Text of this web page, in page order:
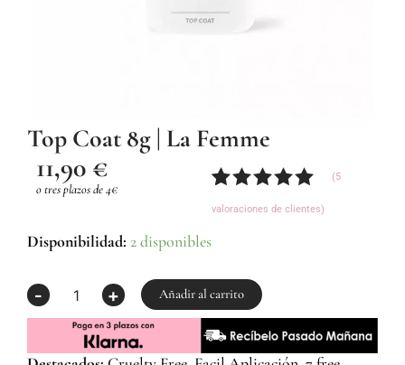
Top Coat 8g | La Femme
11,90 €
o tres plazos de 4€
Valorado
5
valoraciones
de
clientes
(5
valoraciones de clientes)
Disponibilidad: 2 disponibles
-
Top
|
La
+ Añadir al carrito